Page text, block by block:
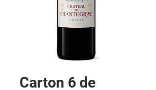
Carton 6 de